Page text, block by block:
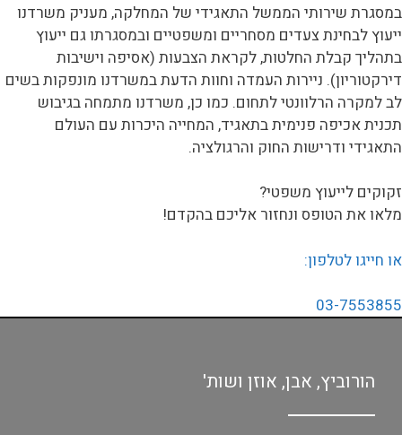
במסגרת שירותי הממשל התאגידי של המחלקה, מעניק משרדנו
ייעוץ לבחינת צעדים מסחריים ומשפטיים ובמסגרתו גם ייעוץ
בתהליך קבלת החלטות, לקראת הצבעות (אסיפה וישיבות
דירקטוריון). ניירות העמדה וחוות הדעת במשרדנו מונפקות בשים
לב למקרה הרלוונטי לתחום. כמו כן, משרדנו מתמחה בגיבוש
תכנית אכיפה פנימית בתאגיד, המחייה היכרות עם העולם
התאגידי ודרישות החוק והרגולציה.
זקוקים לייעוץ משפטי?
מלאו את הטופס ונחזור אליכם בהקדם!
או חייגו לטלפון:
03-7553855
הורוביץ, אבן, אוזן ושות'